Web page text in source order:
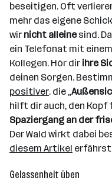
beseitigen. Oft
mehr das eigene
wir nicht alleinesind.
ein Telefonat mit
Kollegen. Hör dir ihre
deinen Sorgen.
positiver. die „
hilft dir auch, den Kopf
Spaziergang an der
Der Wald wirkt dabei
diesem Artikel
Gelassenheit üben